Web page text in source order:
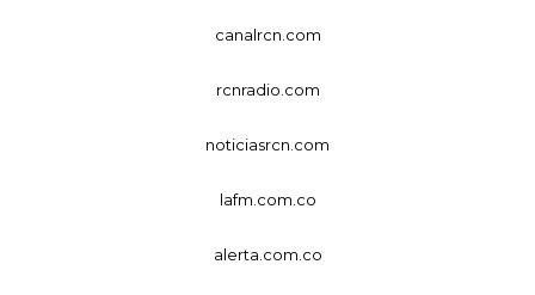
canalrcn.com
rcnradio.com
noticiasrcn.com
lafm.com.co
alerta.com.co